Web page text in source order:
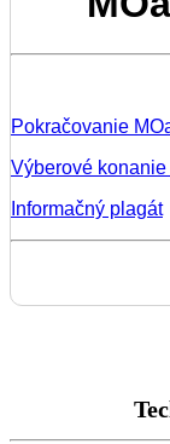
Pokračovanie
Výberové konanie
Informačný plagát